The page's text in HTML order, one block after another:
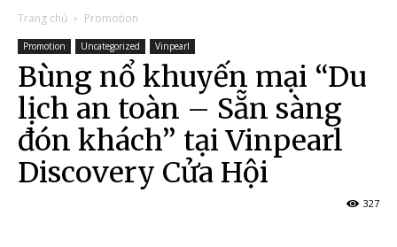
Trang chủ Promotion
Promotion Uncategorized Vinpearl
Bùng nổ khuyến mại “Du
lịch an toàn – Sẵn sàng
đón khách” tại Vinpearl
Discovery Cửa Hội
327